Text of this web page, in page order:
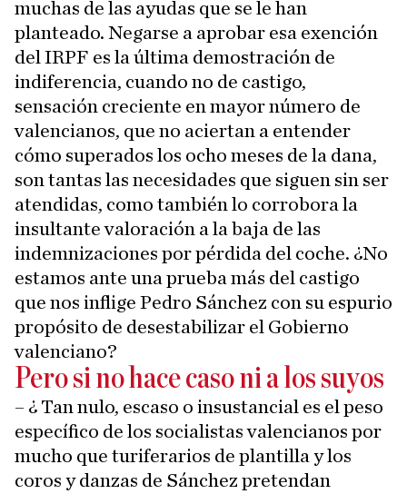
muchas de las ayudas que se le han
planteado. Negarse a aprobar esa exención
del IRPF es la última demostración de
indiferencia, cuando no de castigo,
sensación creciente en mayor número de
valencianos, que no aciertan a entender
cómo superados los ocho meses de la dana,
son tantas las necesidades que siguen sin ser
atendidas, como también lo corrobora la
insultante valoración a la baja de las
indemnizaciones por pérdida del coche. ¿No
estamos ante una prueba más del castigo
que nos inflige Pedro Sánchez con su espurio
propósito de desestabilizar el Gobierno
valenciano?
Pero si no hace caso ni a los suyos
– ¿ Tan nulo, escaso o insustancial es el peso
específico de los socialistas valencianos por
mucho que turiferarios de plantilla y los
coros y danzas de Sánchez pretendan